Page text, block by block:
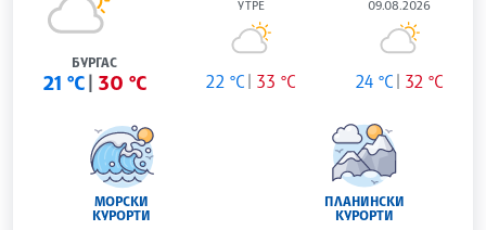
БУРГАС
21 °C 30 °C
УТРЕ
22 °C 33 °C
09.08.2026
24 °C 32 °C
МОРСКИ
КУРОРТИ
ПЛАНИНСКИ
КУРОРТИ